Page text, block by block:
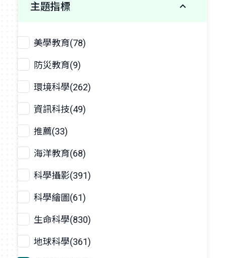
主題指標
美學教育(78)
防災教育(9)
環境科學(262)
資訊科技(49)
推薦(33)
海洋教育(68)
科學攝影(391)
科學繪圖(61)
生命科學(830)
地球科學(361)